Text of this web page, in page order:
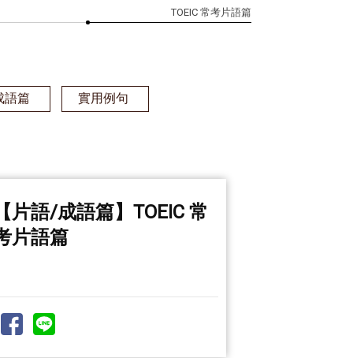
TOEIC 常考片語篇
語篇 實用例句
【片語/成語篇】TOEIC 常
片語篇